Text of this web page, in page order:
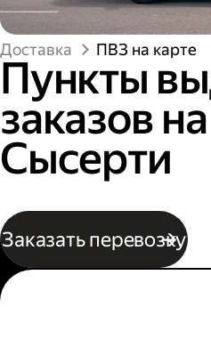
Доставка ПВЗ на карте
Пункты
заказов
Сысерти
Заказать перевозку